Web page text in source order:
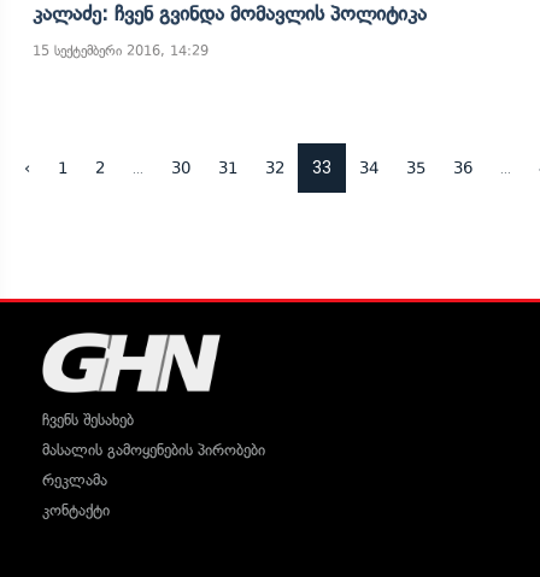
Კალაძე: Ჩვენ Გვინდა Მომავლის Პოლიტიკა
15 სექტემბერი 2016, 14:29
‹ 1 2 30 31 32 33 34 35 36
ჩვენს შესახებ
მასალის გამოყენების პირობები
რეკლამა
კონტაქტი